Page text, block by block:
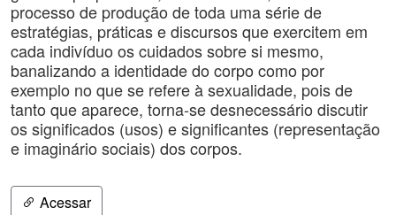
processo de produção de toda uma série de
estratégias, práticas e discursos que exercitem em
cada indivíduo os cuidados sobre si mesmo,
banalizando a identidade do corpo como por
exemplo no que se refere à sexualidade, pois de
tanto que aparece, torna-se desnecessário discutir
os significados (usos) e significantes (representação
e imaginário sociais) dos corpos.
Acessar